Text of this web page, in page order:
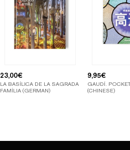
23,00€
LA BASÍLICA DE LA SAGRADA
FAMÍLIA (GERMAN)
9,95€
GAUDÍ.
(CHINESE)